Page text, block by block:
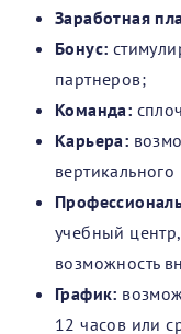
Заработная
Бонус:
партнеров;
Команда:
Карьера:
вертикального
учебный
возможность
График:
12 часов или